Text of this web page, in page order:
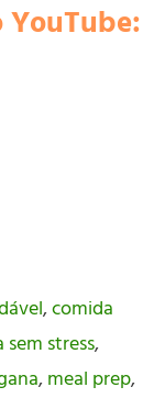
YouTube:
,comida
sem stress,
,meal prep,